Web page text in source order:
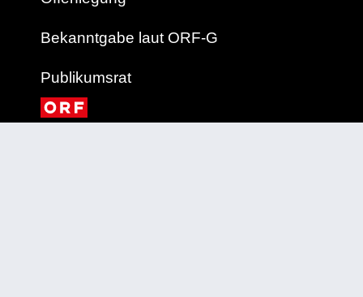
Bekanntgabe laut ORF-G
Publikumsrat